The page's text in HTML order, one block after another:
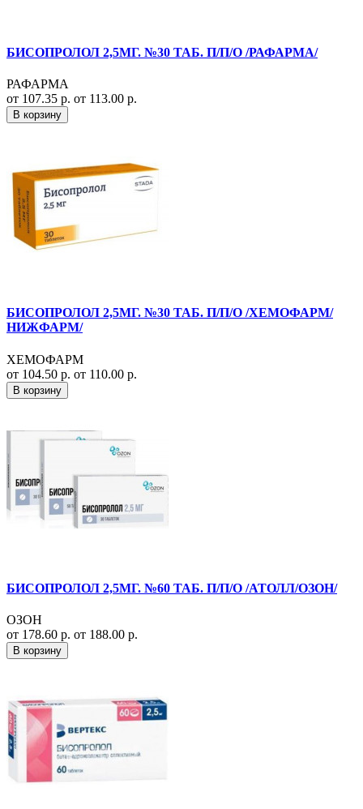
БИСОПРОЛОЛ 2,5МГ. №30 ТАБ. П/П/О /РАФАРМА/
РАФАРМА
от 107.35 р. от 113.00 р.
В корзину
БИСОПРОЛОЛ 2,5МГ. №30 ТАБ. П/П/О /ХЕМОФАРМ/
НИЖФАРМ/
ХЕМОФАРМ
от 104.50 р. от 110.00 р.
В корзину
БИСОПРОЛОЛ 2,5МГ. №60 ТАБ. П/П/О /АТОЛЛ/ОЗОН/
ОЗОН
от 178.60 р. от 188.00 р.
В корзину